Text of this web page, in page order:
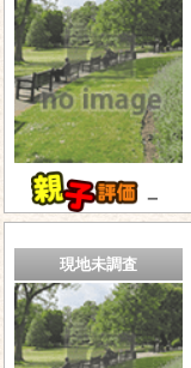
－
現地未調査